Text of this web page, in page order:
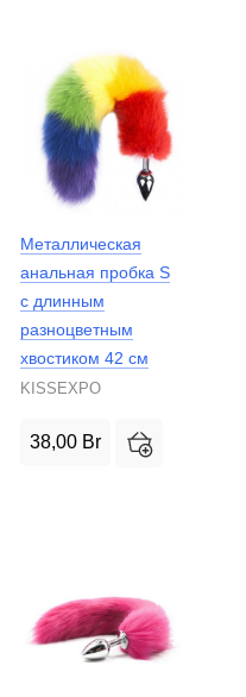
Металлическая
анальная пробка S
с длинным
разноцветным
хвостиком 42 см
KISSEXPO
38,00 Br